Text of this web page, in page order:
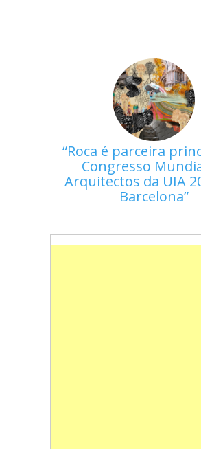
Roca é parceira
Congresso
Arquitectos da UIA
Barcelona